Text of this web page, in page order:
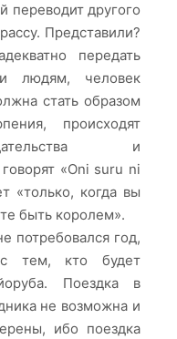
переводит другого
Представили?
передать
людям, человек
стать образом
происходят
и
«Oni suru ni
«только, когда вы
быть королем».
потребовался год,
тем, кто будет
Поездка в
не возможна и
ибо поездка